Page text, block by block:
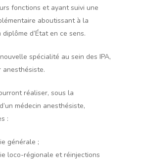
fonctions et ayant suivi une
aboutissant à la
diplôme d’État en ce sens.
spécialité au sein des IPA,
anesthésiste.
réaliser, sous la
médecin anesthésiste,
:
générale ;
loco-régionale et réinjections